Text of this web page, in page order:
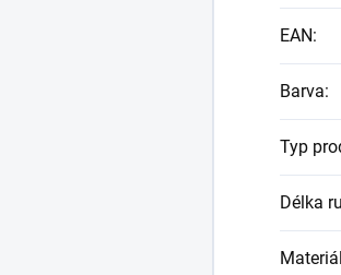
EAN:
Barva:
Typ
Délka
Materiál